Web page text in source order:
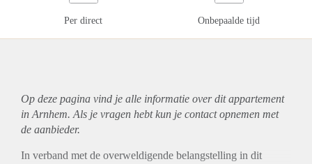
Per direct Onbepaalde tijd
Op deze pagina vind je alle informatie over ditappartement
in Arnhem. Als je vragen hebt kun je contact opnemen met
de aanbieder.
In verband met de overweldigende belangstelling in dit